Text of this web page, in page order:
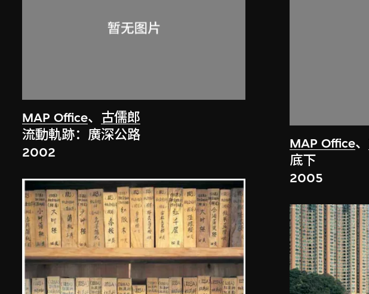
MAP Office、 古儒郎
流動軌跡：廣深公路
2002
MAP Office、
底下
2005